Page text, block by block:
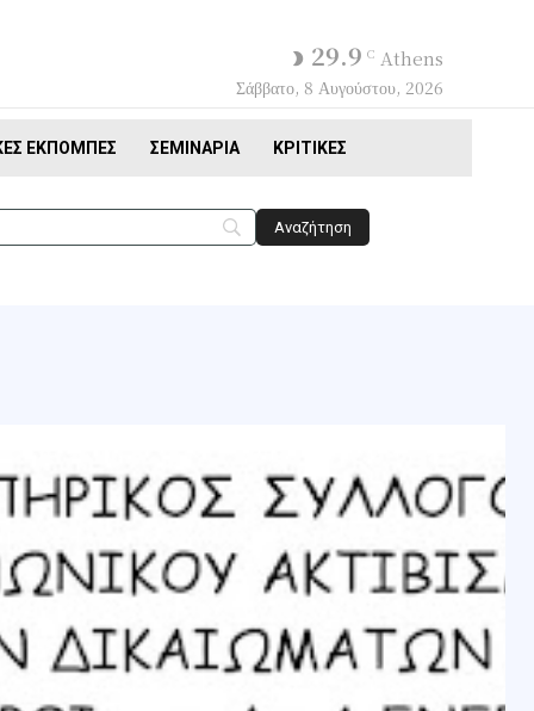
29.9 C Athens
Σάββατο, 8 Αυγούστου, 2026
ΕΚΠΟΜΠΈΣ ΣΕΜΙΝΆΡΙΑ ΚΡΙΤΙΚΈΣ